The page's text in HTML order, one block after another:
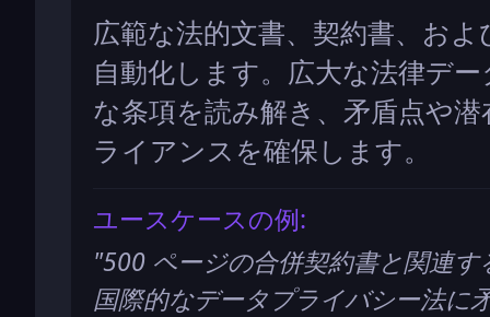
広範な法的文書、契約書、お
自動化します。広大な法律デ
な条項を読み解き、矛盾点や
ライアンスを確保します。
ユースケースの例:
"500 ページの合併契約書と関連
国際的なデータプライバシー法に